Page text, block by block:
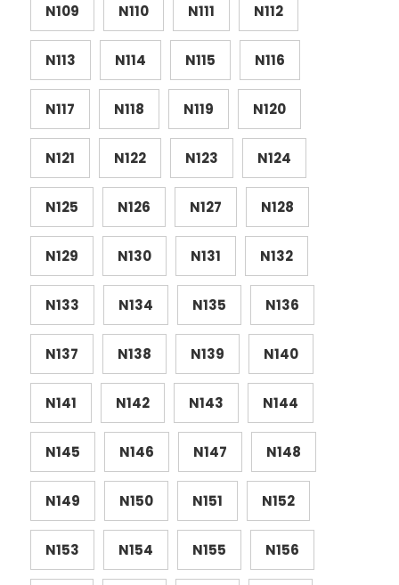
N109 N110 N111 N112
N113 N114 N115 N116
N117 N118 N119 N120
N121 N122 N123 N124
N125 N126 N127 N128
N129 N130 N131 N132
N133 N134 N135 N136
N137 N138 N139 N140
N141 N142 N143 N144
N145 N146 N147 N148
N149 N150 N151 N152
N153 N154 N155 N156